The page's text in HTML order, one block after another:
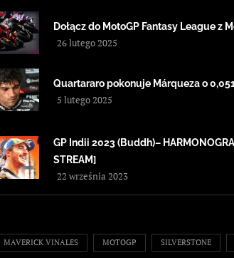
Dołącz do MotoGP Fantasy League z
26 lutego 2025
Quartararo pokonuje Márqueza o
5 lutego 2025
GP Indii 2023 (Buddh)–
STREAM]
22 września 2023
MAVERICK VINALES MOTOGP SILVERSTONE